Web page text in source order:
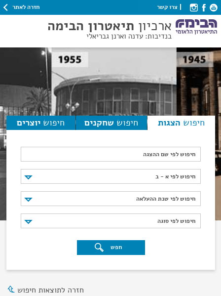
צרו קשר חזרה לאתר
ארכיון תיאטרון הבימה
בנדיבות: עדנה וארנן גבריאלי
חיפוש הצגות חיפוש שחקנים חיפוש יוצרים
חיפוש לפי שם ההצגה
חיפוש לפי א - ב
חיפוש לפי א - ב
חיפוש לפי שנת ההעלאה
חיפוש לפי שנת ההעלאה
חיפוש לפי סוגה
חיפוש לפי סוגה
חפש
חזרה לתוצאות חיפוש